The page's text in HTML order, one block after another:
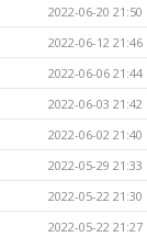
2022-06-20 21:50
2022-06-12 21:46
2022-06-06 21:44
2022-06-03 21:42
2022-06-02 21:40
2022-05-29 21:33
2022-05-22 21:30
2022-05-22 21:27